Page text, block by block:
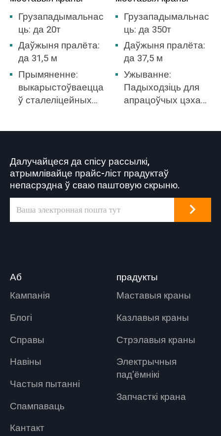
Грузападымальнас
ць: да 20т
Даўжыня пралёта:
да 31,5 м
Прымяненне:
выкарыстоўваецца
ў сталеліцейных
фабрыках, у
гаванях і
суднабудаванні і г.
з'яўляюцца
якія абслугоўваюць
розныя пад'ёмныя
Грузападымальнас
ць: да 350т
Даўжыня пралёта:
да 37,5 м
Ужыванне:
Падыходзіць для
апрацоўчых цэхаў,
электрастанцый,
цэхаў лёгкай і
тэкстыльнай
прамысловасці,
цэхаў харчовай
Далучайцеся да спісу рассылкі,
атрымлівайце прайс-ліст прадуктаў
непасрэдна ў сваю паштовую скрыню.
Аб
Кампанія
Блогі
Справы
Навіны
Частыя пытанні
Спампаваць
Кантакт
прадукты
Маставыя краны
Казлавыя краны
Стрэлавыя краны
Электрычныя
пад'ёмнікі
Запчасткі крана